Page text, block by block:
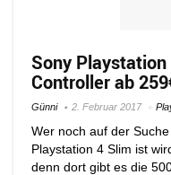
Sony Playstation
Controller ab
Günni 2. Februar 2017
Wer noch auf der
Playstation 4 Slim ist
denn dort gibt es die